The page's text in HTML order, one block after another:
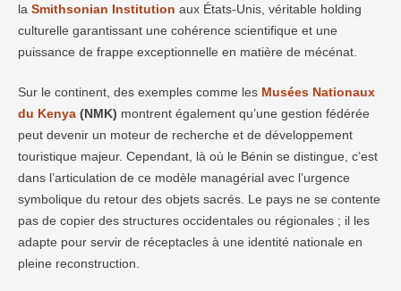
la Smithsonian Institution aux États-Unis, véritable holding
culturelle garantissant une cohérence scientifique et une
puissance de frappe exceptionnelle en matière de mécénat.
Sur le continent, des exemples comme les Musées Nationaux
du Kenya (NMK) montrent également qu’une gestion fédérée
peut devenir un moteur de recherche et de développement
touristique majeur. Cependant, là où le Bénin se distingue, c’est
dans l’articulation de ce modèle managérial avec l’urgence
symbolique du retour des objets sacrés. Le pays ne se contente
pas de copier des structures occidentales ou régionales ; il les
adapte pour servir de réceptacles à une identité nationale en
pleine reconstruction.